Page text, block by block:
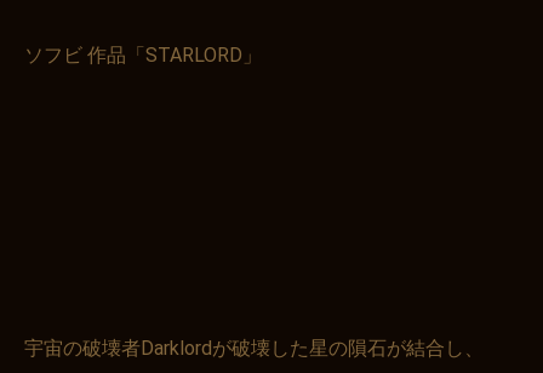
ソフビ 作品「STARLORD」
宇宙の破壊者Darklordが破壊した星の隕石が結合し、